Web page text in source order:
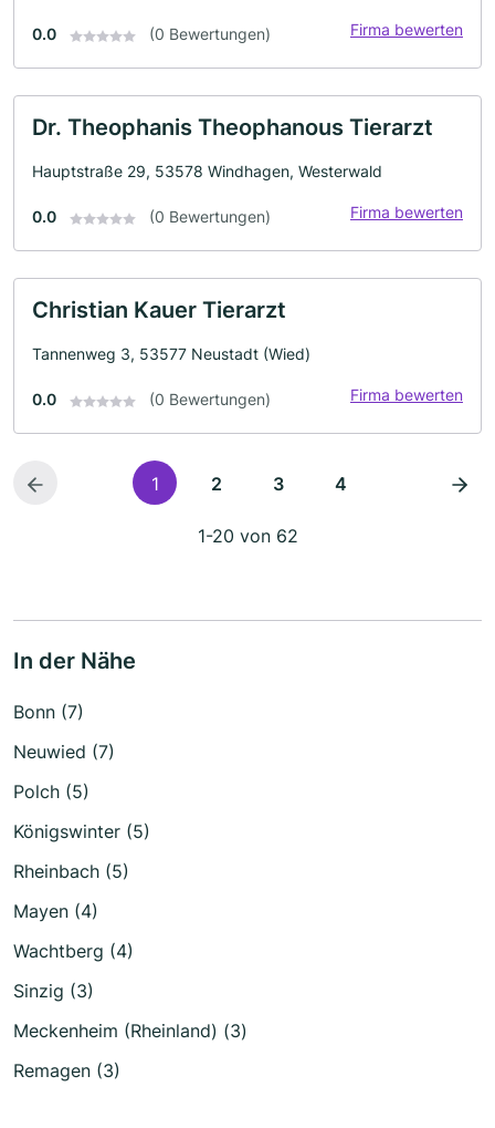
0.0 (0 Bewertungen) Firma bewerten
Dr. Theophanis Theophanous Tierarzt
Hauptstraße 29, 53578 Windhagen, Westerwald
0.0 (0 Bewertungen) Firma bewerten
Christian Kauer Tierarzt
Tannenweg 3, 53577 Neustadt (Wied)
0.0 (0 Bewertungen) Firma bewerten
1 2 3 4
1-20 von 62
In der Nähe
Bonn (7)
Neuwied (7)
Polch (5)
Königswinter (5)
Rheinbach (5)
Mayen (4)
Wachtberg (4)
Sinzig (3)
Meckenheim (Rheinland) (3)
Remagen (3)